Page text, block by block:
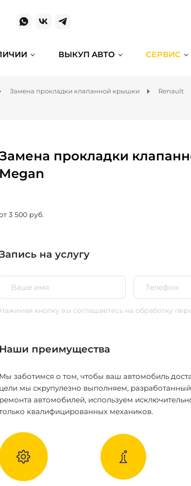
ВЫКУП АВТО СЕРВИС
Замена прокладки клапанной крышки Renault
Замена прокладки
Megan
3 500 руб.
на услугу
Нажимая кнопку вы соглашаетесь на обработку
Наши преимущества
Мы заботимся о том, чтобы ваш автомобиль
цели мы скрупулезно выполняем,
ремонта автомобилей, используем
квалифицированных механиков.